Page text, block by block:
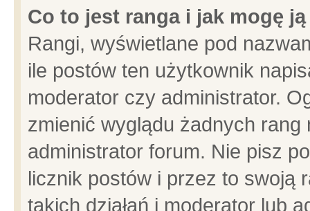
Co to jest ranga i jak mogę
Rangi, wyświetlane pod
ile postów ten użytkownik
moderator czy administrator.
zmienić wyglądu żadnych
administrator forum. Nie pisz
licznik postów i przez to swoją
takich działań i moderator lub